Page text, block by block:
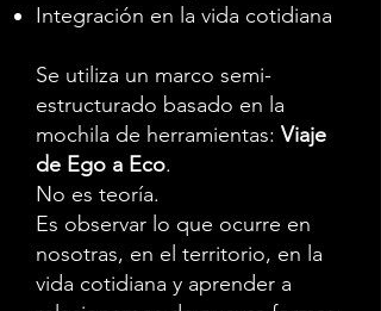
Integración en la vida cotidiana
Se utiliza un marco semi-
estructurado basado en la
mochila de herramientas: Viaje
de Ego a Eco.
No es teoría.
Es observar lo que ocurre en
nosotras, en el territorio, en la
vida cotidiana y aprender a